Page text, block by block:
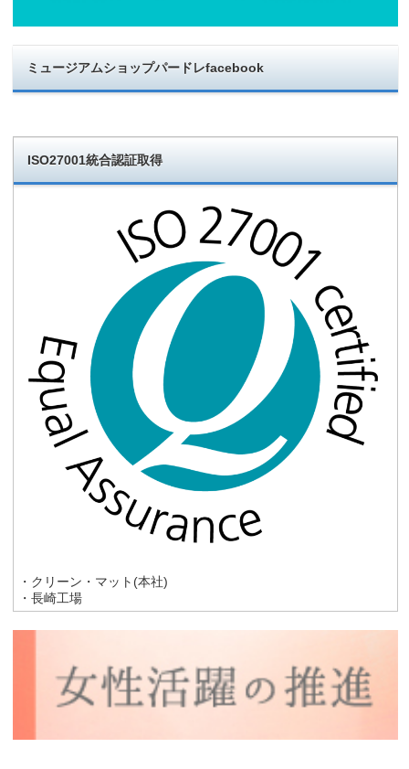
ミュージアムショップパードレfacebook
ISO27001統合認証取得
・クリーン・マット(本社)
・長崎工場